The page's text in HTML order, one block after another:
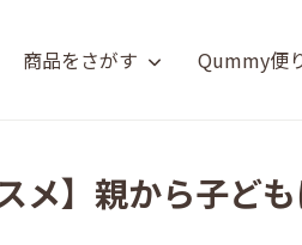
商品をさがす Qummy便
メ】親から子ど